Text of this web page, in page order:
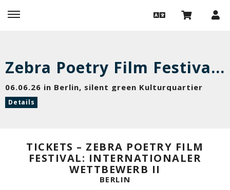
Zebra Poetry Film Festival: Internationaler Wettbewerb II
06.06.26 in Berlin, silent green Kulturquartier
Details
TICKETS – ZEBRA POETRY FILM
FESTIVAL: INTERNATIONALER
WETTBEWERB II
BERLIN